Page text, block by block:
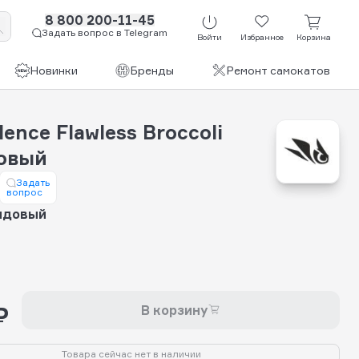
8 800 200-11-45
Задать вопрос в Telegram Войти Избранное Корзина
Новинки Бренды Ремонт самокатов
Flawless Broccoli
Задать
вопрос
В корзину
Товара сейчас нет в наличии